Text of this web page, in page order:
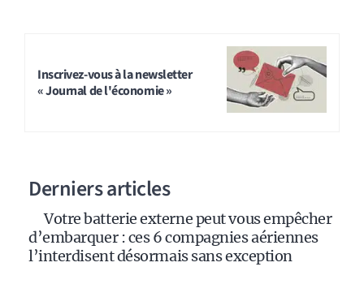
Inscrivez-vous à la newsletter
« Journal de l'économie »
Derniers articles
Votre batterie externe peut vous empêcher
d’embarquer : ces 6 compagnies aériennes
l’interdisent désormais sans exception